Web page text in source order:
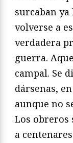
surcaban ya
volverse a
verdadera
guerra.
campal. Se
dársenas,
aunque no
Los obreros
a